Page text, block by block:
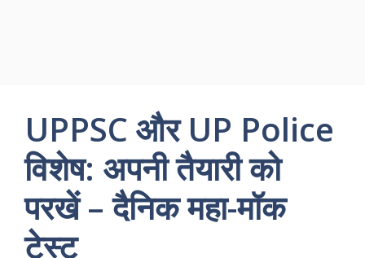
UPPSC और UP Police
विशेष: अपनी तैयारी को
परखें – दैनिक महा-मॉक
टेस्ट